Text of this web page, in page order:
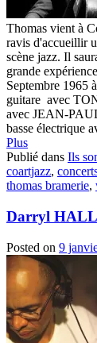
Thomas vient à
ravis d'accueillir
scène jazz. Il
grande
Septembre 1965
guitare avec
avec JEAN-
basse électrique
Plus
Publié dans Ils
coartjazz,
thomas bramerie,
Darryl HALL
Posted on 9